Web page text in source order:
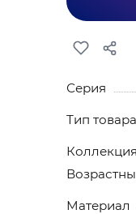
Серия
Тип товара
Коллекция
Материал